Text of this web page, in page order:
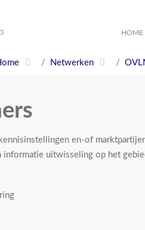
HOME
Netwerken
en-of
informatie uitwisseling op het